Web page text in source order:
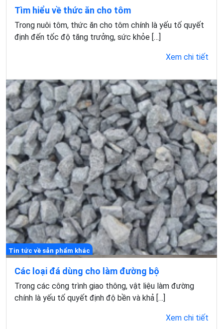
Tìm hiểu về thức ăn cho tôm
Trong nuôi tôm, thức ăn cho tôm chính là yếu tố quyết
định đến tốc độ tăng trưởng, sức khỏe […]
Xem chi tiết
Tin tức về sản phẩm khác
Các loại đá dùng cho làm đường bộ
Trong các công trình giao thông, vật liệu làm đường
chính là yếu tố quyết định độ bền và khả […]
Xem chi tiết